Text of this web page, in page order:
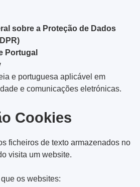
sobre a Proteção de Dados
Portugal
e portuguesa aplicável em
e comunicações eletrónicas.
Cookies
ficheiros de texto armazenados no
visita um website.
os websites: